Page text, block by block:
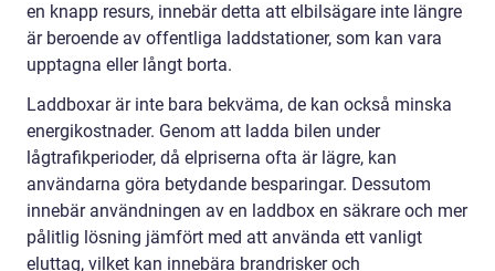
en knapp resurs, innebär detta att elbilsägare inte längre
är beroende av offentliga laddstationer, som kan vara
upptagna eller långt borta.
Laddboxar är inte bara bekväma, de kan också minska
energikostnader. Genom att ladda bilen under
lågtrafikperioder, då elpriserna ofta är lägre, kan
användarna göra betydande besparingar. Dessutom
innebär användningen av en laddbox en säkrare och mer
pålitlig lösning jämfört med att använda ett vanligt
eluttag, vilket kan innebära brandrisker och